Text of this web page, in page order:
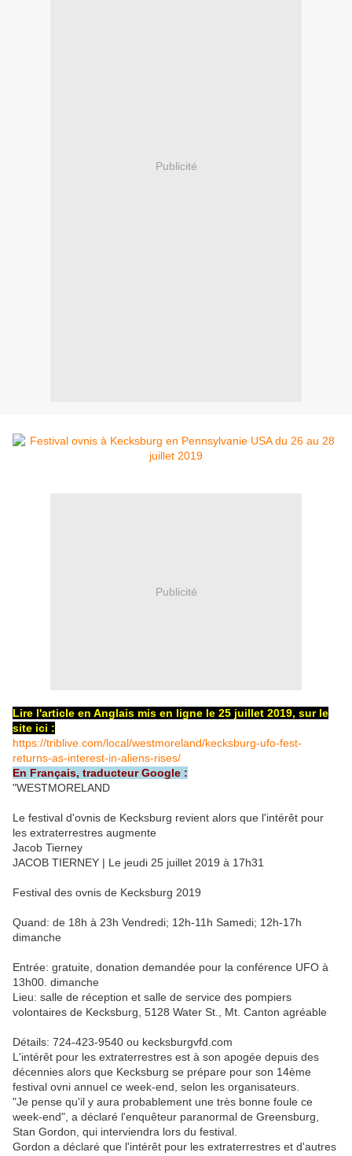
Publicité
Publicité
Lire l'article en Anglais mis en ligne le 25 juillet 2019, sur le
site ici :
https://triblive.com/local/westmoreland/kecksburg-ufo-fest-
returns-as-interest-in-aliens-rises/
En Français, traducteur Google :
"WESTMORELAND
Le festival d'ovnis de Kecksburg revient alors que l'intérêt pour
les extraterrestres augmente
Jacob Tierney
JACOB TIERNEY | Le jeudi 25 juillet 2019 à 17h31
Festival des ovnis de Kecksburg 2019
Quand: de 18h à 23h Vendredi; 12h-11h Samedi; 12h-17h
dimanche
Entrée: gratuite, donation demandée pour la conférence UFO à
13h00. dimanche
Lieu: salle de réception et salle de service des pompiers
volontaires de Kecksburg, 5128 Water St., Mt. Canton agréable
Détails: 724-423-9540 ou kecksburgvfd.com
L'intérêt pour les extraterrestres est à son apogée depuis des
décennies alors que Kecksburg se prépare pour son 14ème
festival ovni annuel ce week-end, selon les organisateurs.
"Je pense qu'il y aura probablement une très bonne foule ce
week-end", a déclaré l'enquêteur paranormal de Greensburg,
Stan Gordon, qui interviendra lors du festival.
Gordon a déclaré que l'intérêt pour les extraterrestres et d'autres